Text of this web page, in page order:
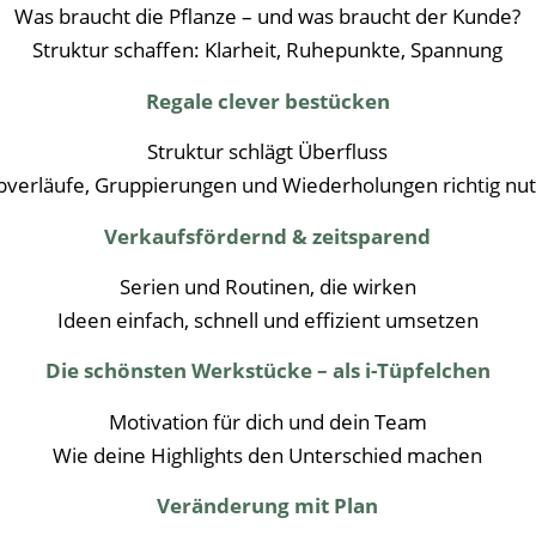
Was braucht die Pflanze – und was braucht der Kunde?
Struktur schaffen: Klarheit, Ruhepunkte, Spannung
Regale clever bestücken
Struktur schlägt Überfluss
Gruppierungen und Wiederholungen richtig
Verkaufsfördernd & zeitsparend
Serien und Routinen, die wirken
Ideen einfach, schnell und effizient umsetzen
Die schönsten Werkstücke – als i-Tüpfelchen
Motivation für dich und dein Team
Wie deine Highlights den Unterschied machen
Veränderung mit Plan